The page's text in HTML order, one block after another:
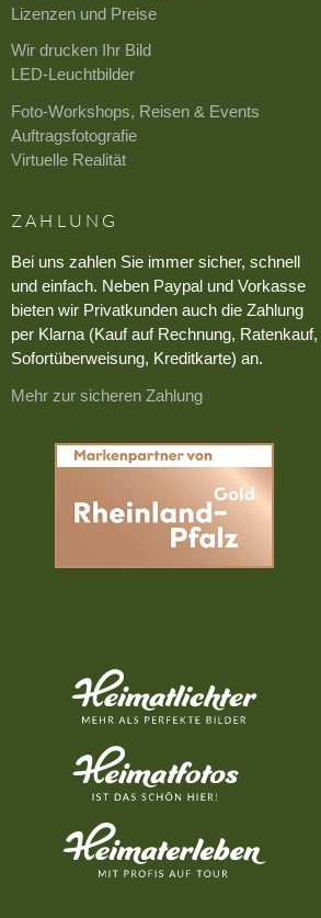
Lizenzen und Preise
Wir drucken Ihr Bild
LED-Leuchtbilder
Foto-Workshops, Reisen & Events
Auftragsfotografie
Virtuelle Realität
ZAHLUNG
Bei uns zahlen Sie immer sicher, schnell
und einfach. Neben Paypal und Vorkasse
bieten wir Privatkunden auch die Zahlung
per Klarna (Kauf auf Rechnung, Ratenkauf,
Sofortüberweisung, Kreditkarte) an.
Mehr zur sicheren Zahlung